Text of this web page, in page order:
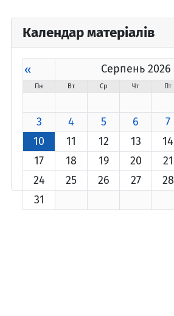
Календар матеріалів
« Серпень 2026
Пн Вт Ср Чт Пт
3
4 5 6 7
10
11 12 13 14
17
18 19 20 21
24
25 26 27 28
31